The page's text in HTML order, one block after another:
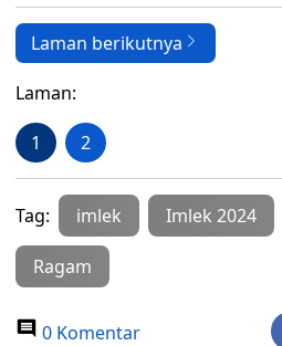
Laman berikutnya
Laman:
1 2
Tag: imlek Imlek 2024
Ragam
0 Komentar